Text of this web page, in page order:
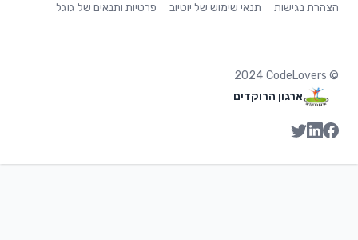
הצהרת נגישות
תנאי שימוש של יוטיוב פרטיות ותנאים של גוגל
©
2024 CodeLovers
ארגון הרוקדים